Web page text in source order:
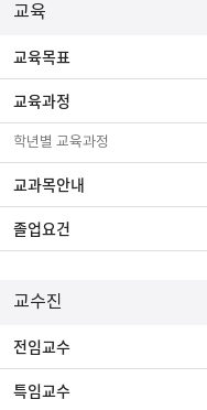
교육
교육목표
교육과정
학년별 교육과정
교과목안내
졸업요건
교수진
전임교수
특임교수